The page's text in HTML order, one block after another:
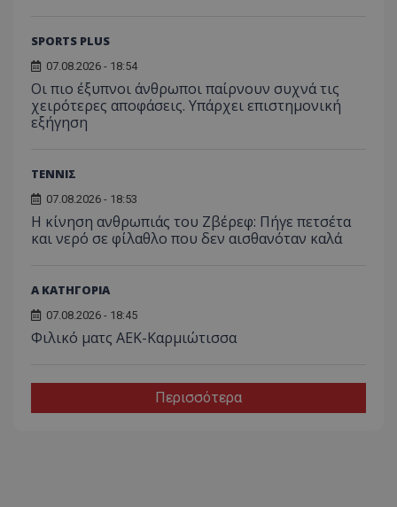
SPORTS PLUS
07.08.2026 - 18:54
Οι πιο έξυπνοι άνθρωποι παίρνουν συχνά τις
χειρότερες αποφάσεις. Υπάρχει επιστημονική
εξήγηση
ΤΕΝΝΙΣ
07.08.2026 - 18:53
Η κίνηση ανθρωπιάς του Ζβέρεφ: Πήγε πετσέτα
και νερό σε φίλαθλο που δεν αισθανόταν καλά
Α ΚΑΤΗΓΟΡΙΑ
07.08.2026 - 18:45
Φιλικό ματς ΑΕΚ-Καρμιώτισσα
Περισσότερα